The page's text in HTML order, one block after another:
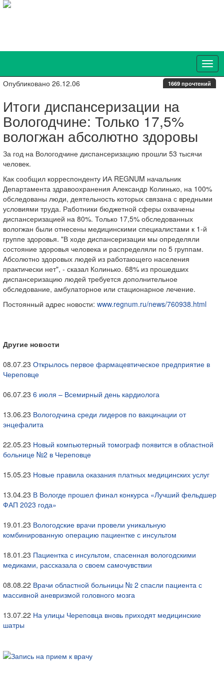
Опубликовано 26.12.06 1669 прочтений
Итоги диспансеризации на
Вологодчине: Только 17,5%
вологжан абсолютно здоровы
За год на Вологодчине диспансеризацию прошли 53 тысячи
человек.
Как сообщил корреспонденту ИА REGNUM начальник
Департамента здравоохранения Александр Колинько, на 100%
обследованы люди, деятельность которых связана с вредными
условиями труда. Работники бюджетной сферы охвачены
диспансеризацией на 80%. Только 17,5% обследованных
вологжан были отнесены медицинскими специалистами к 1-й
группе здоровья. "В ходе диспансеризации мы определяли
состояние здоровья человека и распределяли по 5 группам.
Абсолютно здоровых людей из работающего населения
практически нет", - сказал Колинько. 68% из прошедших
диспансеризацию людей требуется дополнительное
обследование, амбулаторное или стационарное лечение.
Постоянный адрес новости: www.regnum.ru/news/760938.html
Другие новости
08.07.23 Открылось первое фармацевтическое предприятие в
Череповце
06.07.23 6 июля – Всемирный день кардиолога
13.06.23 Вологодчина среди лидеров по вакцинации от
энцефалита
22.05.23 Новый компьютерный томограф появится в областной
больнице №2 в Череповце
15.05.23 Новые правила оказания платных медицинских услуг
13.04.23 В Вологде прошел финал конкурса «Лучший фельдшер
ФАП 2023 года»
19.01.23 Вологодские врачи провели уникальную
комбинированную операцию пациентке с инсультом
18.01.23 Пациентка с инсультом, спасенная вологодскими
медиками, рассказала о своем самочувствии
08.08.22 Врачи областной больницы № 2 спасли пациента с
массивной аневризмой головного мозга
13.07.22 На улицы Череповца вновь приходят медицинские
шатры